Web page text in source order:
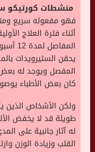
منشطات كورتيكو
فهو مفعوله سريع
أثناء فترة العلاج
يحقن الستيرويدات
المفصل ويوجد له بعض
كان بعض الأطباء
ولكن الأشخاص الذين
طويلة قد لا يخفض
له آثار جانبية على
القلب وزيادة الوزن